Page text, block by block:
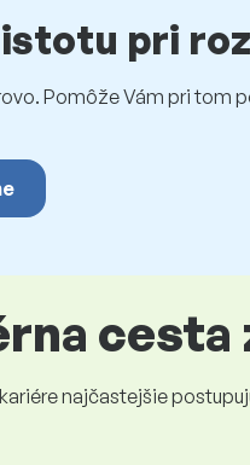
pri
Pomôže Vám pri tom
cesta
najčastejšie